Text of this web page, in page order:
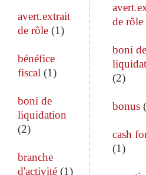
avert.extrait
de rôle(1)
bénéfice
fiscal (1)
boni de
liquidation
(2)
branche
d'activité(1)
de rôle
boni de
(2)
bonus(
cash
(1)